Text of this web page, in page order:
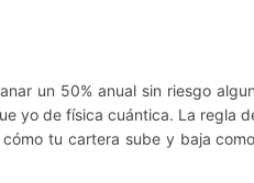
un 50% anual sin riesgo
yo de física cuántica. La regla
tu cartera sube y baja